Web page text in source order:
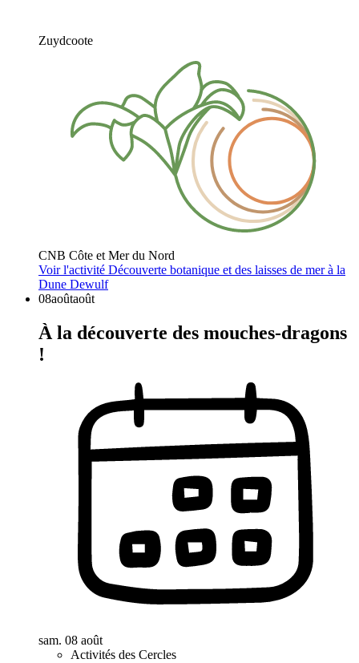
Zuydcoote
CNB Côte et Mer du Nord
Voir l'activité Découverte botanique et des laisses de mer à la
Dune Dewulf
08aoûtaoût
À la découverte des mouches-dragons
!
sam. 08 août
Activités des Cercles